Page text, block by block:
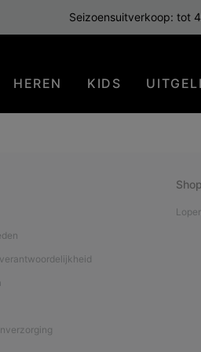
Seizoensuitverkoop: tot
HEREN KIDS
Shop